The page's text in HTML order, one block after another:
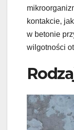
kontakcie,
w betonie
wilgotności